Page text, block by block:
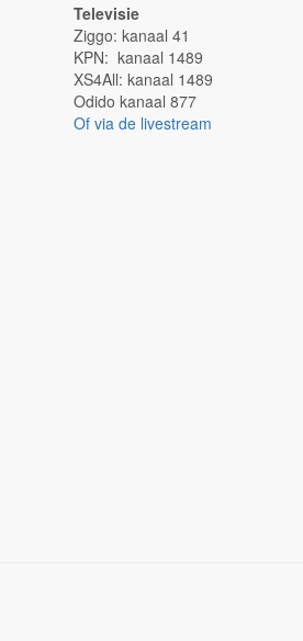
Televisie
Ziggo: kanaal 41
KPN: kanaal 1489
XS4All: kanaal 1489
Odido kanaal 877
Of via de livestream